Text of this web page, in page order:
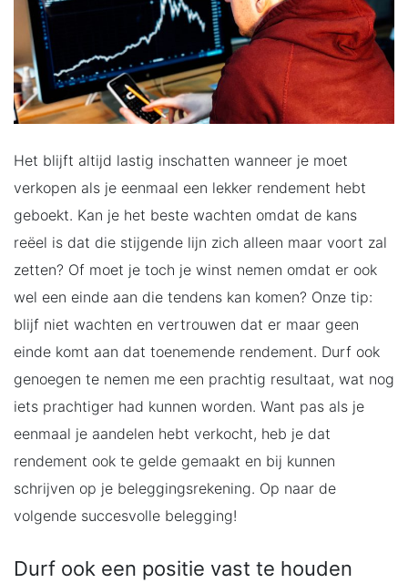
Het blijft altijd lastig inschatten wanneer je moet
verkopen als je eenmaal een lekker rendement hebt
geboekt. Kan je het beste wachten omdat de kans
reëel is dat die stijgende lijn zich alleen maar voort zal
zetten? Of moet je toch je winst nemen omdat er ook
wel een einde aan die tendens kan komen? Onze tip:
blijf niet wachten en vertrouwen dat er maar geen
einde komt aan dat toenemende rendement. Durf ook
genoegen te nemen me een prachtig resultaat, wat nog
iets prachtiger had kunnen worden. Want pas als je
eenmaal je aandelen hebt verkocht, heb je dat
rendement ook te gelde gemaakt en bij kunnen
schrijven op je beleggingsrekening. Op naar de
volgende succesvolle belegging!
Durf ook een positie vast te houden